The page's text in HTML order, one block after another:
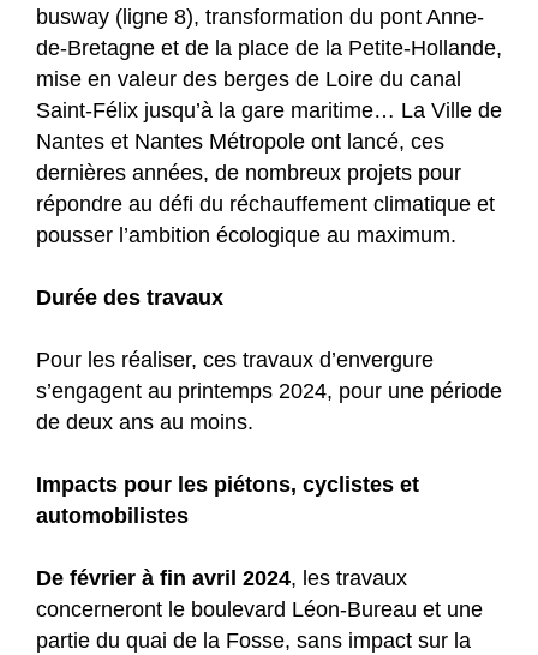
busway (ligne 8), transformation du pont Anne-
de-Bretagne et de la place de la Petite-Hollande,
mise en valeur des berges de Loire du canal
Saint-Félix jusqu’à la gare maritime… La Ville de
Nantes et Nantes Métropole ont lancé, ces
dernières années, de nombreux projets pour
répondre au défi du réchauffement climatique et
pousser l’ambition écologique au maximum.
Durée des travaux
Pour les réaliser, ces travaux d’envergure
s’engagent au printemps 2024, pour une période
de deux ans au moins.
Impacts pour les piétons, cyclistes et
automobilistes
De février à fin avril 2024, les travaux
concerneront le boulevard Léon-Bureau et une
partie du quai de la Fosse, sans impact sur la